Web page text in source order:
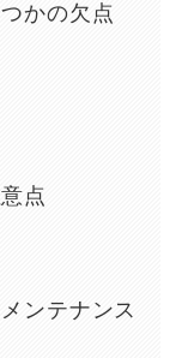
かの欠点
点
ンテナンス